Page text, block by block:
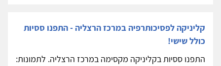
קליניקה לפסיכותרפיה במרכז הרצליה - התפנו ססיות
כולל שישי!
התפנו ססיות בקליניקה מקסימה במרכז הרצליה. לתמונות: